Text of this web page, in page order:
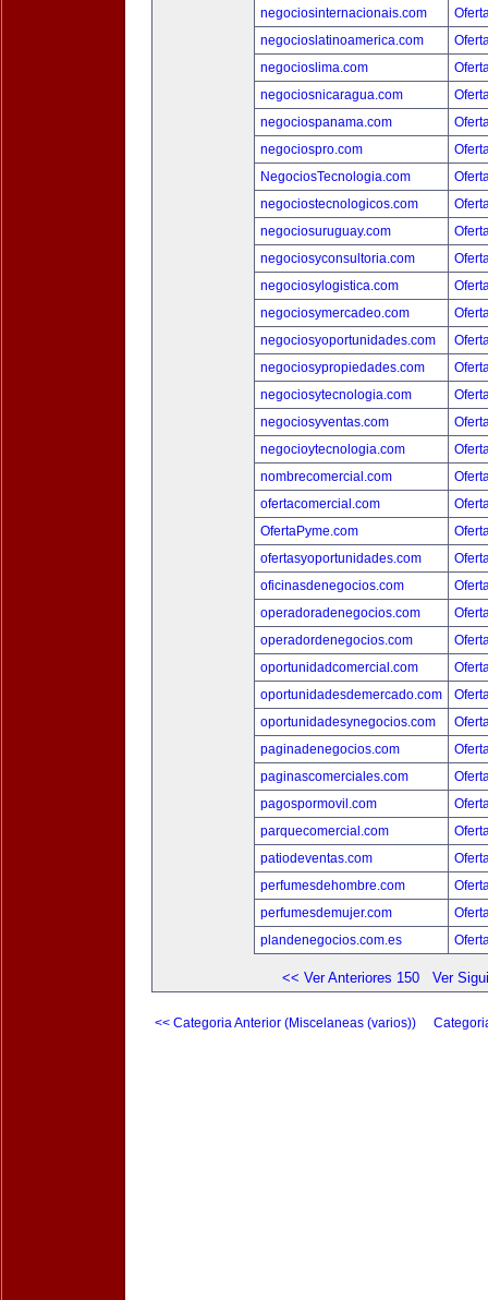
negociosinternacionais.com
negocioslatinoamerica.com
negocioslima.com
negociosnicaragua.com
negociospanama.com
negociospro.com
NegociosTecnologia.com
negociostecnologicos.com
negociosuruguay.com
negociosyconsultoria.com
negociosylogistica.com
negociosymercadeo.com
negociosyoportunidades.com
negociosypropiedades.com
negociosytecnologia.com
negociosyventas.com
negocioytecnologia.com
nombrecomercial.com
ofertacomercial.com
OfertaPyme.com
ofertasyoportunidades.com
oficinasdenegocios.com
operadoradenegocios.com
operadordenegocios.com
oportunidadcomercial.com
oportunidadesdemercado.com
oportunidadesynegocios.com
paginadenegocios.com
paginascomerciales.com
pagospormovil.com
parquecomercial.com
patiodeventas.com
perfumesdehombre.com
perfumesdemujer.com
plandenegocios.com.es
<< Ver Anteriores 150 Ver
<< Categoria Anterior (Miscelaneas (varios))